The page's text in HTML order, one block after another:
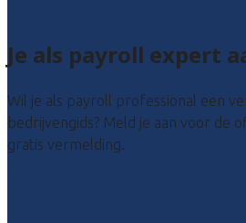
Je als payroll expert
Wil je als payroll professional een
bedrijvengids? Meld je aan voor de
gratis vermelding.